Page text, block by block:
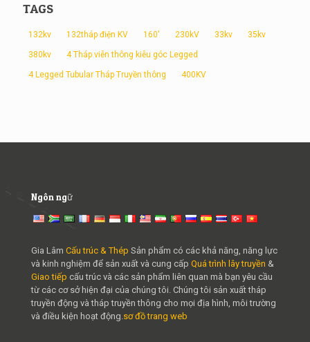
TAGS
132kv 132tháp điện KV 160' 230kV 33kv 35kv
380kv 4 Tháp viễn thông kiễu góc Legged
4 Legged Tubular Tháp Truyền thông 400KV
Ngôn ngữ
Gia Lâm Cấu trúc & Thép Sản phẩm có các khả năng, năng lực
và kinh nghiệm để sản xuất và cung cấp Quá trình lây truyền &
Giao tiếp cấu trúc và các sản phẩm liên quan mà bạn yêu cầu
từ các cơ sở hiện đại của chúng tôi. Chúng tôi sản xuất tháp
truyền động và tháp truyền thông cho mọi địa hình, môi trường
và điều kiện hoạt động. sơ đồ trang web